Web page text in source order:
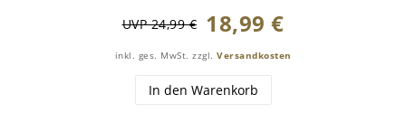
UVP 24,99 € 18,99 €
inkl. ges. MwSt. zzgl. Versandkosten
In den Warenkorb